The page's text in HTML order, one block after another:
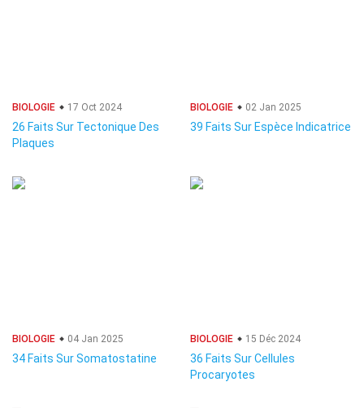
BIOLOGIE 17 Oct 2024
26 Faits Sur Tectonique Des
Plaques
BIOLOGIE 02 Jan 2025
39 Faits Sur Espèce Indicatrice
BIOLOGIE 04 Jan 2025
34 Faits Sur Somatostatine
BIOLOGIE 15 Déc 2024
36 Faits Sur Cellules
Procaryotes